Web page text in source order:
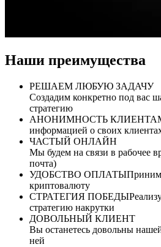
Наши преимущества
РЕШАЕМ ЛЮБУЮ ЗАДАЧУ
Создадим конкретно под вас
стратегию
АНОНИМНОСТЬ КЛИЕНТА
информацией о своих
ЧАСТЫЙ ОНЛАЙН
Мы будем на связи в рабочее
почта)
УДОБСТВО ОПЛАТЫ
криптовалюту
СТРАТЕГИЯ ПОБЕДЫ
стратегию накрутки
ДОВОЛЬНЫЙ КЛИЕНТ
Вы останетесь довольны
ней